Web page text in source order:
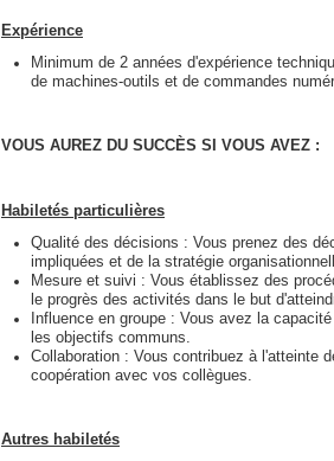
Expérience
Minimum de 2 années d'expérience
de machines-outils et de commandes
VOUS AUREZ DU SUCCÈS SI VOUS AVEZ :
Habiletés particulières
Qualité des décisions : Vous prenez des
impliquées et de la stratégie
Mesure et suivi : Vous établissez des
le progrès des activités dans le but
Influence en groupe : Vous avez la
les objectifs communs.
Collaboration : Vous contribuez à l'atteinte
coopération avec vos collègues.
Autres habiletés